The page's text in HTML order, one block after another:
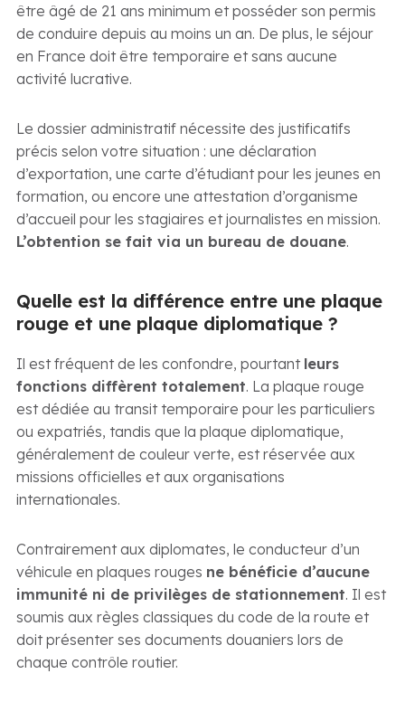
être âgé de 21 ans minimum et posséder son permis
de conduire depuis au moins un an. De plus, le séjour
en France doit être temporaire et sans aucune
activité lucrative.
Le dossier administratif nécessite des justificatifs
précis selon votre situation : une déclaration
d’exportation, une carte d’étudiant pour les jeunes en
formation, ou encore une attestation d’organisme
d’accueil pour les stagiaires et journalistes en mission.
L’obtention se fait via un bureau de douane.
Quelle est la différence entre une plaque
rouge et une plaque diplomatique ?
Il est fréquent de les confondre, pourtant leurs
fonctions diffèrent totalement. La plaque rouge
est dédiée au transit temporaire pour les particuliers
ou expatriés, tandis que la plaque diplomatique,
généralement de couleur verte, est réservée aux
missions officielles et aux organisations
internationales.
Contrairement aux diplomates, le conducteur d’un
véhicule en plaques rouges ne bénéficie d’aucune
immunité ni de privilèges de stationnement. Il est
soumis aux règles classiques du code de la route et
doit présenter ses documents douaniers lors de
chaque contrôle routier.